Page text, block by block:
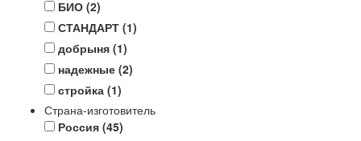
БИО (2)
СТАНДАРТ (1)
добрыня (1)
надежные (2)
стройка (1)
Страна-изготовитель
Россия (45)